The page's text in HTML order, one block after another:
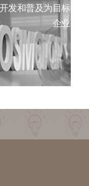
发和普及为目标的
企业。